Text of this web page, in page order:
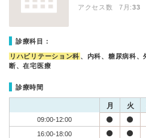
アクセス数 7月:33
診療科目：
リハビリテーション科 、内科、糖尿病科、
断、在宅医療
診療時間
月 火
09:00-12:00
16:00-18:00